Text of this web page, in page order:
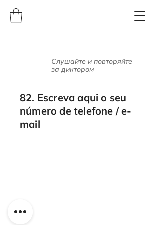
82. Escreva aqui o seu
número de telefone / e-
mail
Слушайте и повторяйте
за диктором